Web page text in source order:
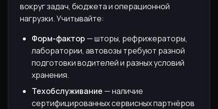
вокруг задач, бюджета и операционной
нагрузки. Учитывайте:
Форм-фактор — шторы, рефрижераторы,
лаборатории, автовозы требуют разной
подготовки водителей и разных условий
хранения.
Техобслуживание — наличие
сертифицированных сервисных партнёров